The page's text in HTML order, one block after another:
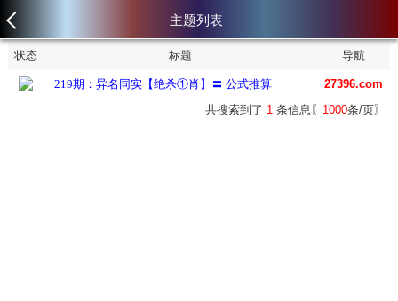
主题列表
状态 标题 导航
219期：异名同实【绝杀①肖】〓 公式推算
27396.com
共搜索到了 1 条信息〖 1000条/页〗